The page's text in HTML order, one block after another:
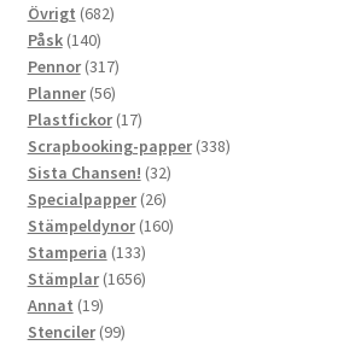
Övrigt 682682
Påsk 140140
produkter
Pennor 317317
produkter
Planner 5656
produkter
Plastfickor 1717
produkter
Scrapbooking-papper 338338
Sista Chansen! 3232
produkter
Specialpapper 2626
produkter
Stämpeldynor 160160
Stamperia 133133
produkter
Stämplar 16561656
Annat 1919
produkter
Stenciler 9999